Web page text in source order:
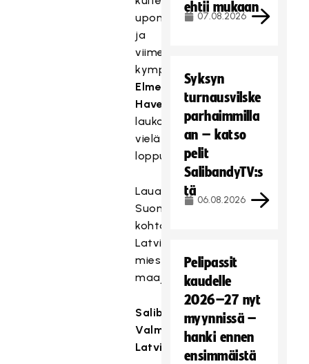
uponnut,
ja
viimeisellä
kympillä
Elmeri
Haveri
laukoi
vielä
loppunumerot.
Lauantaina
Suomi
kohtaa
Latvian
miesten
maajoukkueen.
Salibandya,
Valmiera,
Latvia
ehtii mukaan
07.08.2026
Syksyn
turnausvilske
parhaimmilla
an – katso
pelit
SalibandyTV:s
tä
06.08.2026
Pelipassit
kaudelle
2026–27 nyt
myynnissä –
hanki ennen
ensimmäistä